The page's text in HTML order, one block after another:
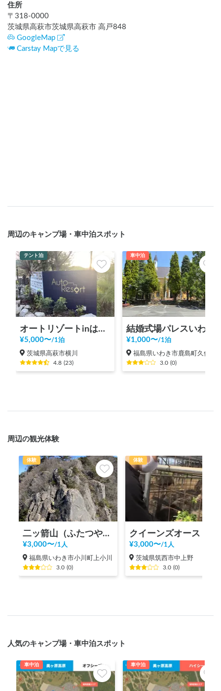
住所
〒 318-0000
茨城県高萩市茨城県高萩市 高戸848
GoogleMap
Carstay Mapで見る
周辺のキャンプ場・車中泊スポット
テント泊
オートリゾートinはぎビレッジ【たき火／星空／山／てぶらBBQ／ドックラン】
¥5,000〜/1泊
茨城県高萩市横川
4.8 (23)
車中泊
結婚式場パレスいわや
¥1,000〜/1泊
福島県いわき市鹿島町久保
3.0 (0)
周辺の観光体験
体験
二ッ箭山（ふたつやさん）登山
¥3,000〜/1人
福島県いわき市小川町上小川
3.0 (0)
体験
¥3,000〜/1人
茨城県筑西市中上野
3.0 (0)
人気のキャンプ場・車中泊スポット
車中泊 車中泊